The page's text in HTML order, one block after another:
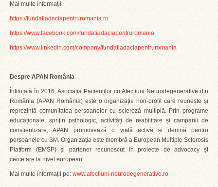
Mai multe informații:
https://fundatiadaciapentruromania.ro
https://www.facebook.com/fundatiadaciapentruromania
https://www.linkedin.com/company/fundatiadaciapentruromania
Despre APAN România
Înființată în 2016, Asociația Pacienților cu Afecțiuni Neurodegenerative din
România (APAN România) este o organizație non-profit care reunește și
reprezintă comunitatea persoanelor cu scleroză multiplă. Prin programe
educaționale, sprijin psihologic, activități de reabilitare și campanii de
conștientizare, APAN promovează o viață activă și demnă pentru
persoanele cu SM. Organizația este membră a European Multiple Sclerosis
Platform (EMSP) și partener recunoscut în proiecte de advocacy și
cercetare la nivel european.
Mai multe informații pe: www.afectiuni-neurodegenerative.ro